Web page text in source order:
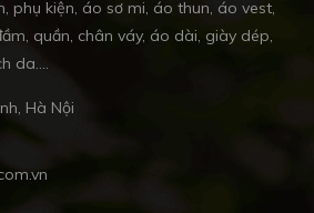
phụ kiện, áo sơ mi, áo thun, áo vest,
quần, chân váy, áo dài, giày dép,
da....
Hà Nội